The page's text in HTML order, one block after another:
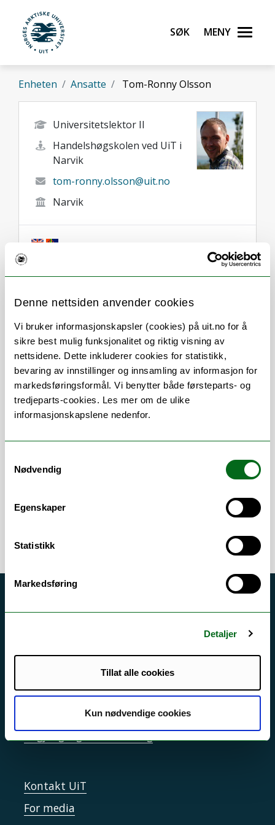
Denne nettsiden anvender cookies
Vi bruker informasjonskapsler (cookies) på uit.no for å
sikre best mulig funksjonalitet og riktig visning av
nettsidene. Dette inkluderer cookies for statistikk,
bevaring av innstillinger og innsamling av informasjon for
markedsføringsformål. Vi benytter både førsteparts- og
tredjeparts-cookies. Les mer om de ulike
informasjonskapslene nedenfor.
Nødvendig
Egenskaper
Statistikk
Markedsføring
Detaljer
Tillat alle cookies
Kun nødvendige cookies
Gå til hovedinnhold
UiT Norges arktiske universitet
Søk Meny
Enheten Ansatte Tom-Ronny Olsson
Universitetslektor II
Handelshøgskolen ved UiT i
Narvik
tom-ronny.olsson@uit.no
Narvik
Vitenskapelige
arbeidsområder
Telekommunikasjon/Datateknologi
kommunikasjonsteknologi/Annen
multimediasystemer
Kunnskapsbaserte
systemer
Personvern ved UiT
Sikkerhet, beredskap og personvern
Informasjonskapsler
Tilgjengelighetserklæring
Kontakt UiT
For media